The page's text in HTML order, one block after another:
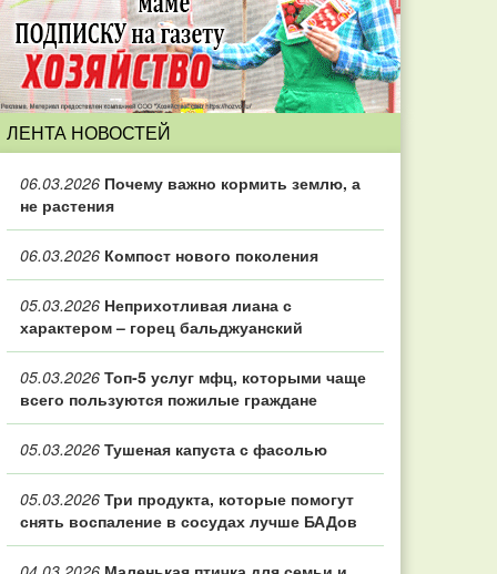
ЛЕНТА НОВОСТЕЙ
06.03.2026 Почему важно кормить землю, а
не растения
06.03.2026 Компост нового поколения
05.03.2026 Неприхотливая лиана с
характером – горец бальджуанский
05.03.2026 Топ‑5 услуг мфц, которыми чаще
всего пользуются пожилые граждане
05.03.2026 Тушеная капуста с фасолью
05.03.2026 Три продукта, которые помогут
снять воспаление в сосудах лучше БАДов